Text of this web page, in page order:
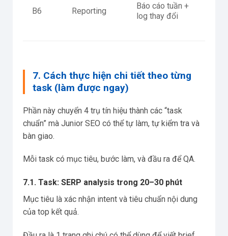
B6 Reporting
Báo cáo tuần +
log thay đổi
7. Cách thực hiện chi tiết theo từng
task (làm được ngay)
Phần này chuyển 4 trụ tín hiệu thành các “task
chuẩn” mà Junior SEO có thể tự làm, tự kiểm tra và
bàn giao.
Mỗi task có mục tiêu, bước làm, và đầu ra để QA.
7.1. Task: SERP analysis trong 20–30 phút
Mục tiêu là xác nhận intent và tiêu chuẩn nội dung
của top kết quả.